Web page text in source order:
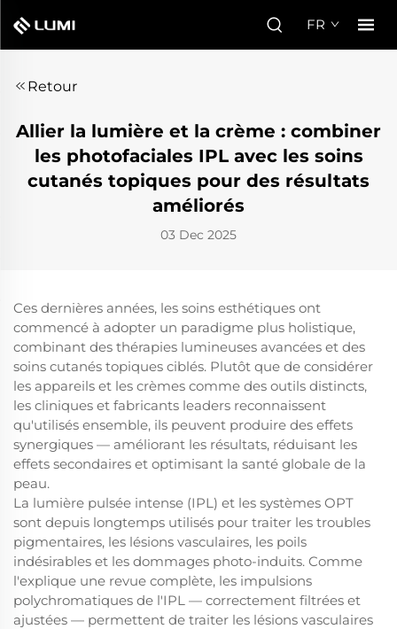
FR
Retour
Allier la lumière et la crème : combiner
les photofaciales IPL avec les soins
cutanés topiques pour des résultats
améliorés
03 Dec 2025
Ces dernières années, les soins esthétiques ont
commencé à adopter un paradigme plus holistique,
combinant des thérapies lumineuses avancées et des
soins cutanés topiques ciblés. Plutôt que de considérer
les appareils et les crèmes comme des outils distincts,
les cliniques et fabricants leaders reconnaissent
qu'utilisés ensemble, ils peuvent produire des effets
synergiques — améliorant les résultats, réduisant les
effets secondaires et optimisant la santé globale de la
peau.
La lumière pulsée intense (IPL) et les systèmes OPT
sont depuis longtemps utilisés pour traiter les troubles
pigmentaires, les lésions vasculaires, les poils
indésirables et les dommages photo-induits. Comme
l'explique une revue complète, les impulsions
polychromatiques de l'IPL — correctement filtrées et
ajustées — permettent de traiter les lésions vasculaires